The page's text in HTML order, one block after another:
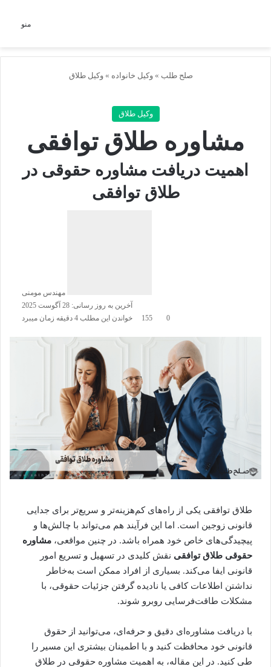
منو
صلح طلب » وکیل خانواده » وکیل طلاق
وکیل طلاق
مشاوره طلاق توافقی
اهمیت دریافت مشاوره حقوقی در
طلاق توافقی
مهندس مومنی
آخرین به روز رسانی: 28 آگوست 2025
0
خواندن این مطلب 4 دقیقه زمان میبرد
طلاق توافقی یکی از راه‌های کم‌هزینه‌تر و سریع‌تر برای جدایی
قانونی زوجین است. اما این فرآیند هم می‌تواند با چالش‌ها و
پیچیدگی‌های خاص خود همراه باشد. در چنین مواقعی، مشاوره
حقوقی طلاق توافقی نقش کلیدی در تسهیل و تسریع امور
قانونی ایفا می‌کند. بسیاری از افراد ممکن است به‌خاطر
نداشتن اطلاعات کافی یا نادیده گرفتن جزئیات حقوقی، با
مشکلات طاقت‌فرسایی روبرو شوند.
با دریافت مشاوره‌ای دقیق و حرفه‌ای، می‌توانید از حقوق
قانونی خود محافظت کنید و با اطمینان بیشتری این مسیر را
طی کنید. در این مقاله، به اهمیت مشاوره حقوقی در طلاق